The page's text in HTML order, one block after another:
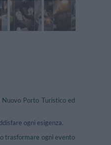
Porto Turistico ed
ogni esigenza.
trasformare ogni evento